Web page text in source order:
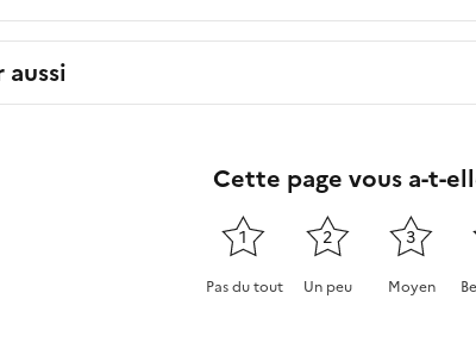
aussi
Cette page vous a-t-
1
Pas du tout
2
Un peu
3
Moyen